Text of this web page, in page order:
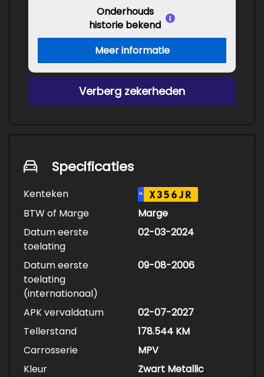
Onderhouds
historie bekend
Meer informatie
Verberg zekerheden
Specificaties
Kenteken NL X356JR
BTW of Marge
Marge
Datum eerste
toelating
02-03-2024
Datum eerste
toelating
(internationaal)
09-08-2006
APK vervaldatum
02-07-2027
Tellerstand
178.544 KM
Carrosserie
MPV
Kleur
Zwart Metallic